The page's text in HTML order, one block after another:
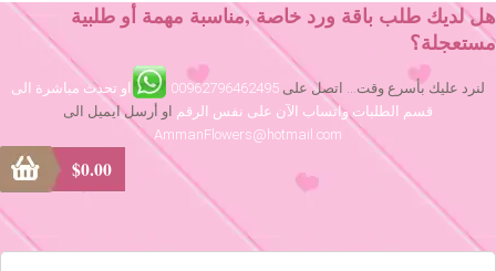
هل لديك طلب باقة ورد خاصة ,مناسبة مهمة أو طلبية
مستعجلة؟
لنرد عليك بأسرع وقت... اتصل على 00962796462495
او تحدث مباشرة الى
قسم الطلبات واتساب الآن على نفس الرقم او أرسل ايميل الى
AmmanFlowers@hotmail.com
$0.00